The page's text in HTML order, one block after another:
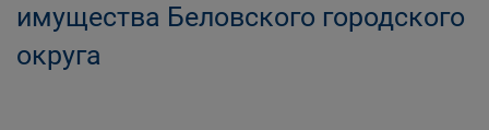
имущества Беловского городского
округа